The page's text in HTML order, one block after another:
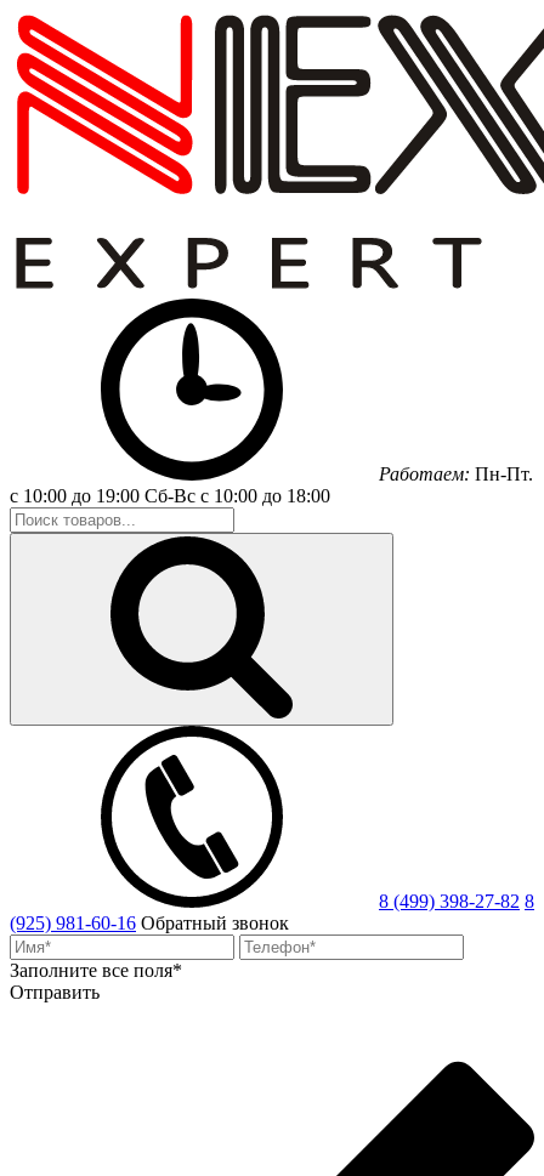
Работаем: Пн-Пт.
с 10:00 до 19:00 Сб-Вс с 10:00 до 18:00
8 (499) 398-27-82 8
(925) 981-60-16 Обратный звонок
Заполните все поля*
Отправить